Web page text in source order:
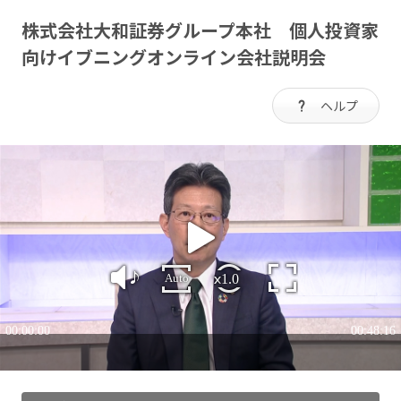
株式会社大和証券グループ本社 個人投資家
向けイブニングオンライン会社説明会
ヘルプ